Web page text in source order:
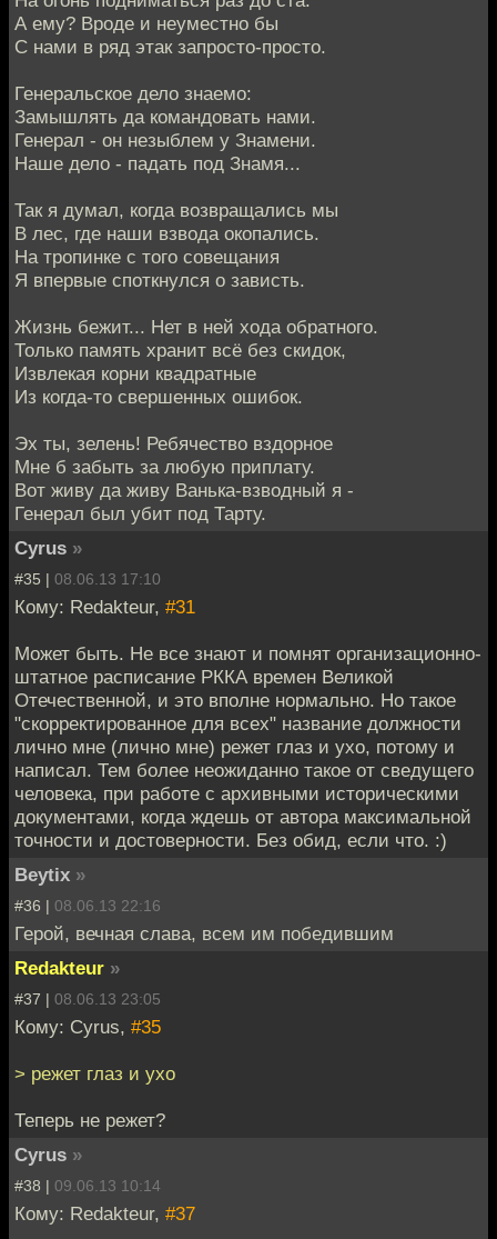
А ему? Вроде и неуместно бы
С нами в ряд этак запросто-просто.
Генеральское дело знаемо:
Замышлять да командовать нами.
Генерал - он незыблем у Знамени.
Наше дело - падать под Знамя...
Так я думал, когда возвращались мы
В лес, где наши взвода окопались.
На тропинке с того совещания
Я впервые споткнулся о зависть.
Жизнь бежит... Нет в ней хода обратного.
Только память хранит всё без скидок,
Извлекая корни квадратные
Из когда-то свершенных ошибок.
Эх ты, зелень! Ребячество вздорное
Мне б забыть за любую приплату.
Вот живу да живу Ванька-взводный я -
Генерал был убит под Тарту.
Cyrus »
#35 | 08.06.13 17:10
Кому: Redakteur, #31
Может быть. Не все знают и помнят организационно-
штатное расписание РККА времен Великой
Отечественной, и это вполне нормально. Но такое
"скорректированное для всех" название должности
лично мне (лично мне) режет глаз и ухо, потому и
написал. Тем более неожиданно такое от сведущего
человека, при работе с архивными историческими
документами, когда ждешь от автора максимальной
точности и достоверности. Без обид, если что. :)
Beytix »
#36 | 08.06.13 22:16
Герой, вечная слава, всем им победившим
Redakteur »
#37 | 08.06.13 23:05
Кому: Cyrus, #35
> режет глаз и ухо
Теперь не режет?
Cyrus »
#38 | 09.06.13 10:14
Кому: Redakteur, #37